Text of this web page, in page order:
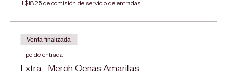
+$18.25 de comisión de servicio de entradas
Venta finalizada
Tipo de entrada
Extra_ Merch Cenas Amarillas